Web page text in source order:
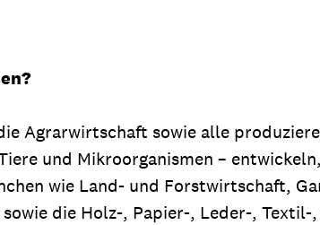
Agrarwirtschaft sowie alle
und Mikroorganismen –
wie Land- und Forstwirtschaft,
die Holz-, Papier-, Leder-,